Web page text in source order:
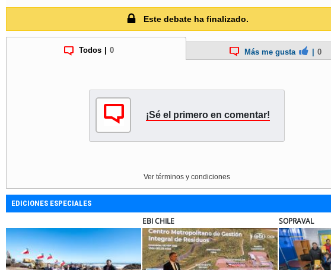
Este debate ha finalizado.
Todos 0 Más me gusta 0
¡Sé el primero en comentar!
Ver términos y condiciones
EDICIONES ESPECIALES
EBI CHILE SOPRAVAL